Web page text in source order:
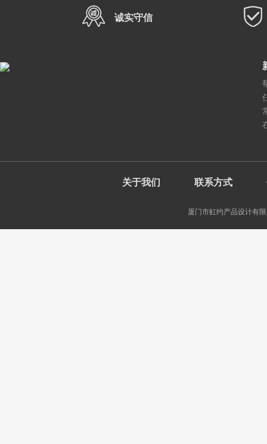
诚实守信
关于我们 联系方式
厦门市虹约产品设计有